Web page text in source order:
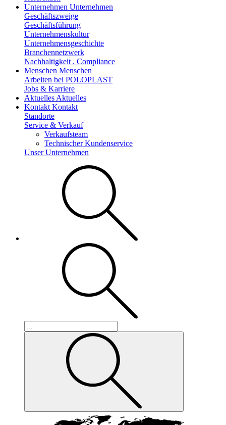
Unternehmen Unternehmen
Geschäftszweige
Geschäftsführung
Unternehmenskultur
Unternehmensgeschichte
Branchennetzwerk
Nachhaltigkeit . Compliance
Menschen Menschen
Arbeiten bei POLOPLAST
Jobs & Karriere
Aktuelles Aktuelles
Kontakt Kontakt
Standorte
Service & Verkauf
Verkaufsteam
Technischer Kundenservice
Unser Unternehmen